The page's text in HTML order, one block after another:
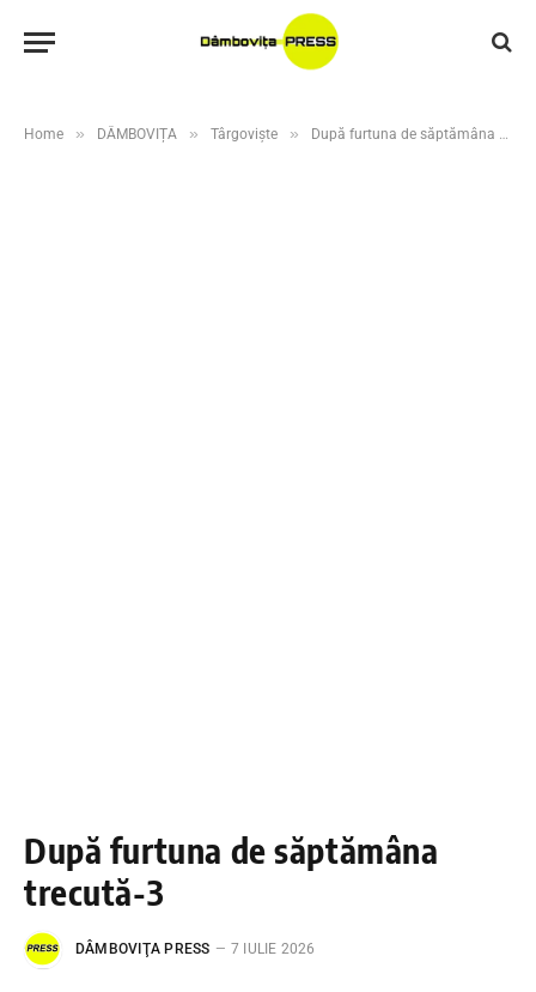
Home » DÂMBOVIȚA » Târgoviște » După furtuna de săptămâna trecută, Bazinul Olimpic din Târgoviște se redeschide! Investiție de peste 34 de milioane de lei pentru modernizarea complexului
După furtuna de săptămâna
trecută-3
DÂMBOVIŢA PRESS 7 IULIE 2026